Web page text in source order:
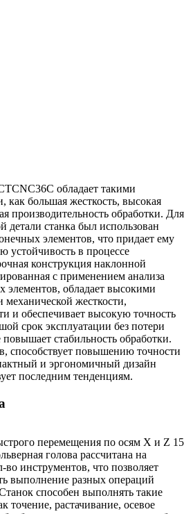
обладает такими
как большая жесткость, высокая
производительность обработки. Для
детали станка был использован
элементов, что придает ему
в процессе
конструкция наклонной
с применением анализа
элементов, обладает высокими
механической жесткости,
и обеспечивает высокую точность
срок эксплуатации без потери
повышает стабильность обработки.
способствует повышению точности
и эргономичный дизайн
последним тенденциям.
перемещения по осям X и Z 15
голова рассчитана на
во инструментов, что позволяет
выполнение разных операций
способен выполнять такие
точение, растачивание, осевое